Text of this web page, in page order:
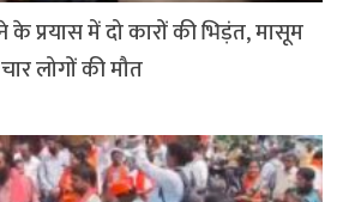
के प्रयास में दो कारों की भिड़ंत, मासूम
लोगों की मौत